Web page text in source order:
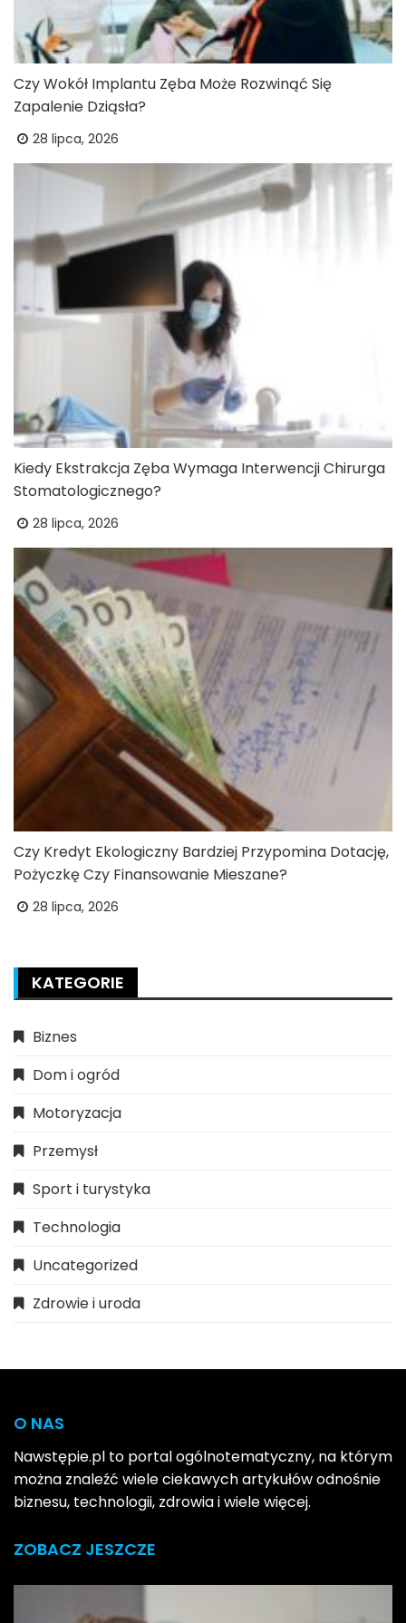
Czy Wokół Implantu Zęba Może Rozwinąć Się
Zapalenie Dziąsła?
28 lipca, 2026
Kiedy Ekstrakcja Zęba Wymaga Interwencji Chirurga
Stomatologicznego?
28 lipca, 2026
Czy Kredyt Ekologiczny Bardziej Przypomina Dotację,
Pożyczkę Czy Finansowanie Mieszane?
28 lipca, 2026
KATEGORIE
Biznes
Dom i ogród
Motoryzacja
Przemysł
Sport i turystyka
Technologia
Uncategorized
Zdrowie i uroda
O NAS
Nawstępie.pl to portal ogólnotematyczny, na którym
można znaleźć wiele ciekawych artykułów odnośnie
biznesu, technologii, zdrowia i wiele więcej.
ZOBACZ JESZCZE